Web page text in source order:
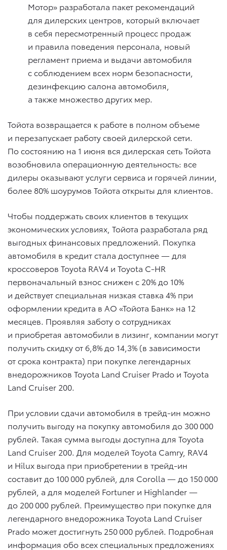
Мотор» разработала пакет рекомендаций
для дилерских центров, который включает
в себя пересмотренный процесс продаж
и правила поведения персонала, новый
регламент приема и выдачи автомобиля
с соблюдением всех норм безопасности,
дезинфекцию салона автомобиля,
а также множество других мер.
Тойота возвращается к работе в полном объеме
и перезапускает работу своей дилерской сети.
По состоянию на 1 июня вся дилерская сеть Тойота
возобновила операционную деятельность: все
дилеры оказывают услуги сервиса и горячей линии,
более 80% шоурумов Тойота открыты для клиентов.
Чтобы поддержать своих клиентов в текущих
экономических условиях, Тойота разработала ряд
выгодных финансовых предложений. Покупка
автомобиля в кредит стала доступнее — для
кроссоверов Toyota RAV4 и Toyota C-HR
первоначальный взнос снижен с 20% до 10%
и действует специальная низкая ставка 4% при
оформлении кредита в АО «Тойота Банк» на 12
месяцев. Проявляя заботу о сотрудниках
и приобретая автомобили в лизинг, компании могут
получить скидку от 6,8% до 14,3% (в зависимости
от срока контракта) при покупке легендарных
внедорожников Toyota Land Cruiser Prado и Toyota
Land Cruiser 200.
При условии сдачи автомобиля в трейд-ин можно
получить выгоду на покупку автомобиля до 300 000
рублей. Такая сумма выгоды доступна для Toyota
Land Cruiser 200. Для моделей Toyota Camry, RAV4
и Hilux выгода при приобретении в трейд-ин
составит до 100 000 рублей, для Corolla — до 150 000
рублей, а для моделей Fortuner и Highlander —
до 200 000 рублей. Преимущество при покупке для
легендарного внедорожника Toyota Land Cruiser
Prado может достигнуть 250 000 рублей. Подробная
информация обо всех специальных предложениях